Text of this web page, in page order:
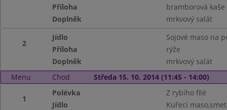
Příloha
bramborová kaše
Doplněk
mrkvový salát
2
Jídlo
Sojové maso na
Příloha
rýže
Doplněk
mrkvový salát
Menu
Chod Středa 15. 10. 2014 (11:45 - 14:00)
1
Polévka
Z rybího filé
Jídlo
Kuřecí